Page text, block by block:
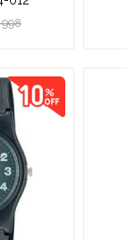
998